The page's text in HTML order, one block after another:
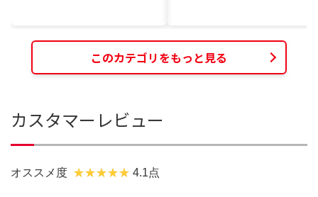
このカテゴリをもっと見る
カスタマーレビュー
オススメ度 4.1点